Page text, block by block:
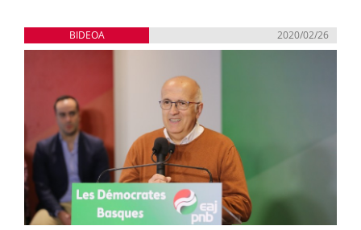
BIDEOA 2020/02/26